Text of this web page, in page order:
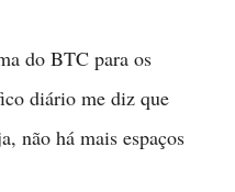
do BTC para os
diário me diz que
não há mais espaços